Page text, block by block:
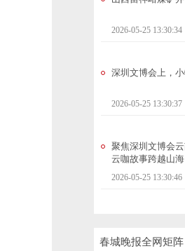
2026-05-25 13:30:34
深圳文博会上，
2026-05-25 13:30:37
聚焦深圳文博会
云咖故事跨越山海
2026-05-25 13:30:46
春城晚报全网矩阵